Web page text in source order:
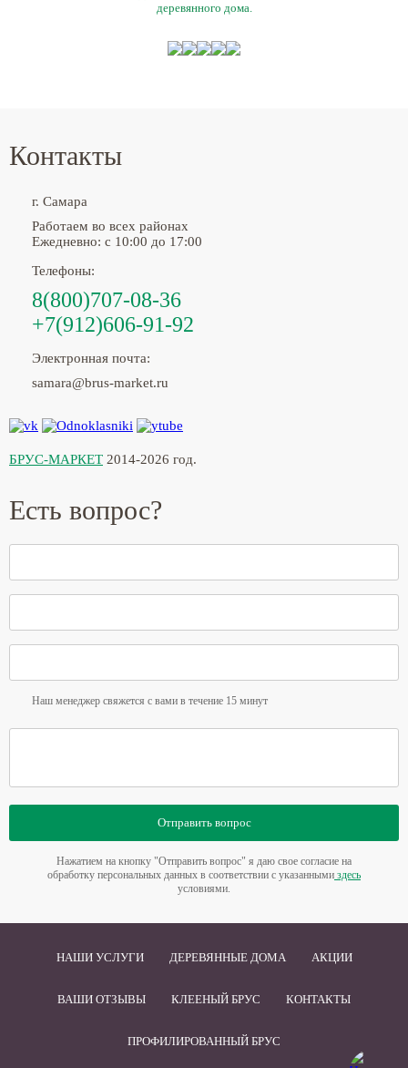
деревянного дома.
Контакты
г. Самара
Работаем во всех районах
Ежедневно: с 10:00 до 17:00
Телефоны:
8(800)707-08-36
+7(912)606-91-92
Электронная почта:
samara@brus-market.ru
БРУС-МАРКЕТ 2014-2026 год.
Есть вопрос?
Наш менеджер свяжется с вами в течение 15 минут
Отправить вопрос
Нажатием на кнопку "Отправить вопрос" я даю свое согласие на
обработку персональных данных в соответствии с указанными здесь
условиями.
НАШИ УСЛУГИ ДЕРЕВЯННЫЕ ДОМА АКЦИИ
ВАШИ ОТЗЫВЫ КЛЕЕНЫЙ БРУС КОНТАКТЫ
ПРОФИЛИРОВАННЫЙ БРУС